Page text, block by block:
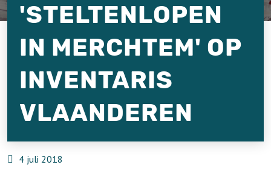
'STELTENLOPEN
IN MERCHTEM' OP
INVENTARIS
VLAANDEREN
4 juli 2018